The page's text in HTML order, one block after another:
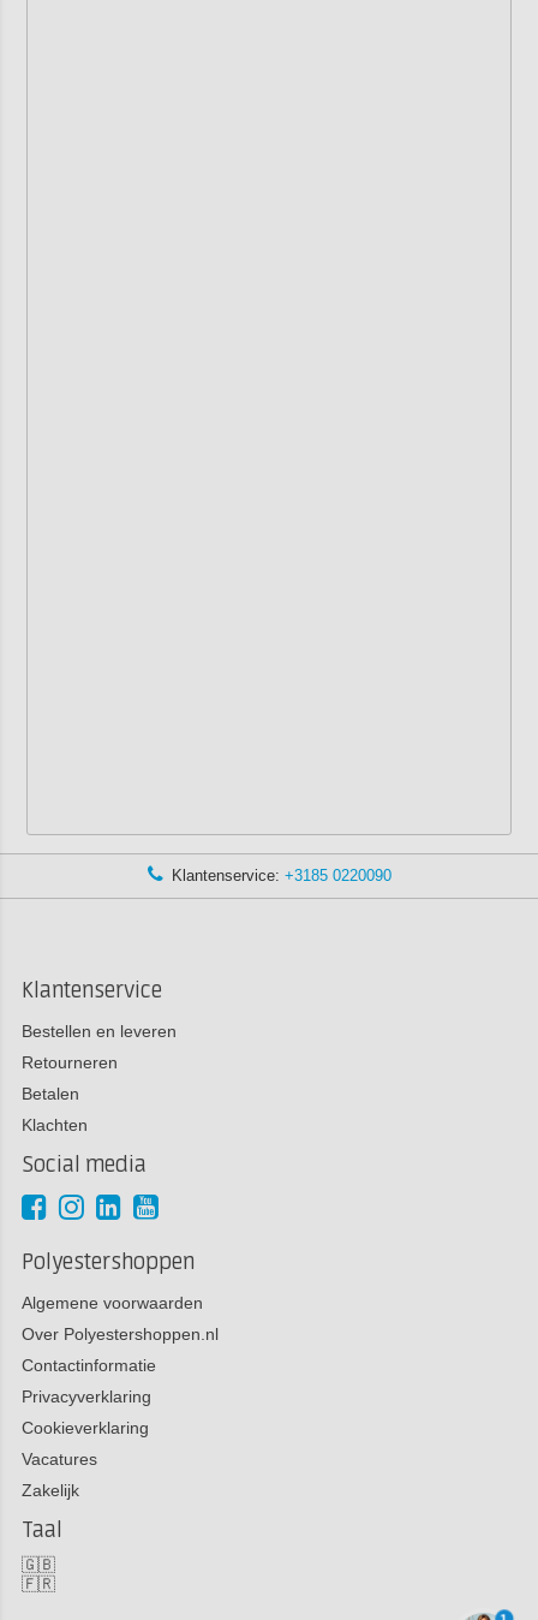
Klantenservice: +3185 0220090
Klantenservice
Bestellen en leveren
Retourneren
Betalen
Klachten
Social media
Polyestershoppen
Algemene voorwaarden
Over Polyestershoppen.nl
Contactinformatie
Privacyverklaring
Cookieverklaring
Vacatures
Zakelijk
Taal
🇬🇧
🇫🇷